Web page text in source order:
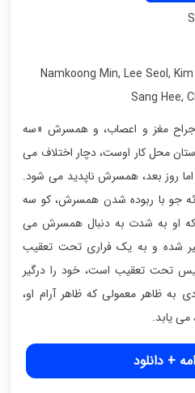
, Lee Seol,
Sang Hee,
مغز و اعصاب، و همسرش «سه
محل کار اوست، دچار اختلاف می
روز بعد، همسرش ناپدید می شود.
جو با ربوده شدن همسرش، کو سه
او به شدت به دنبال همسرش می
شده و به یک فراری تحت تعقیب
تحت تعقیب است، خود را درگیر
به ظاهر معمولی که ظاهر آرام او،
یابد.
+ دانلود